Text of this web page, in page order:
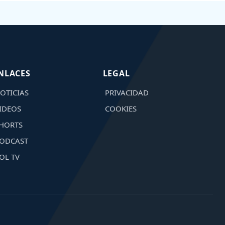
TV
LEGAL
PRIVACIDAD
COOKIES